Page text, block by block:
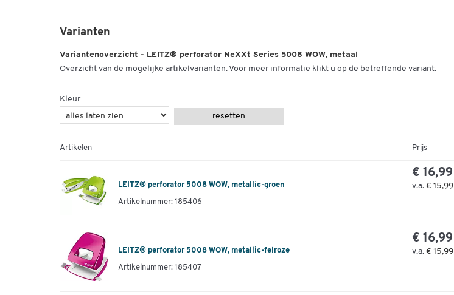
Varianten
Variantenoverzicht - LEITZ® perforator NeXXt Series 5008 WOW, metaal
Overzicht van de mogelijke artikelvarianten. Voor meer informatie klikt u op de betreffende variant.
Kleur
resetten
Artikelen Prijs
LEITZ® perforator 5008 WOW, metallic-groen
Artikelnummer: 185406
€ 16,99
v.a. € 15,99
LEITZ® perforator 5008 WOW, metallic-felroze
Artikelnummer: 185407
€ 16,99
v.a. € 15,99